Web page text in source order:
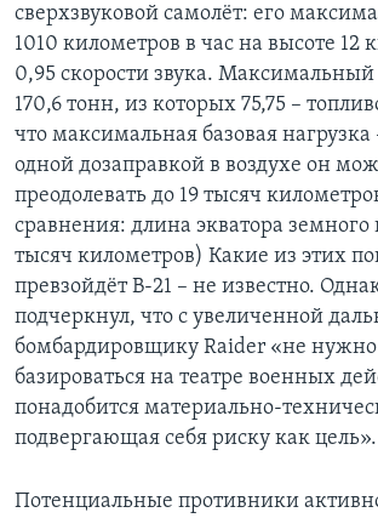
сверхзвуковой самолёт: его
1010 километров в час на высоте 12
0,95 скорости звука. Максимальный
170,6 тонн, из которых 75,75 –
что максимальная базовая
одной дозаправкой в воздухе он
преодолевать до 19 тысяч
сравнения: длина экватора
тысяч километров) Какие из этих
превзойдёт B-21 – не известно.
подчеркнул, что с увеличенной
бомбардировщику Raider «не нужно
базироваться на театре военных
понадобится материально-
подвергающая себя риску как цель».
Потенциальные противники